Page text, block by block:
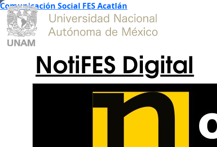
Comunicación Social FES Acatlán
NotiFES Digital